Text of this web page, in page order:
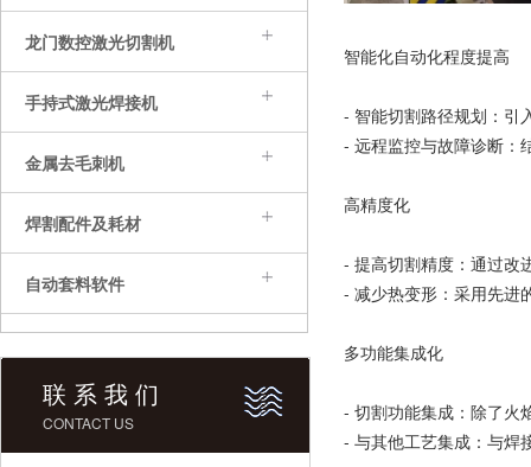
龙门数控激光切割机
手持式激光焊接机
金属去毛刺机
焊割配件及耗材
自动套料软件
联 系 我 们
CONTACT US
智能化自动化程度提高
- 智能切割路径规划：引
- 远程监控与故障诊断：
高精度化
- 提高切割精度：通过改
- 减少热变形：采用先进
多功能集成化
- 切割功能集成：除了火
- 与其他工艺集成：与焊